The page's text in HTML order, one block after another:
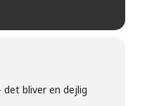
det bliver en dejlig